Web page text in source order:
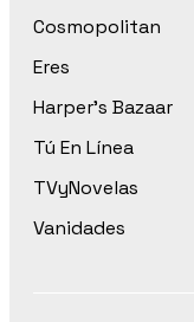
Cosmopolitan
Eres
Harper’s Bazaar
Tú En Línea
TVyNovelas
Vanidades